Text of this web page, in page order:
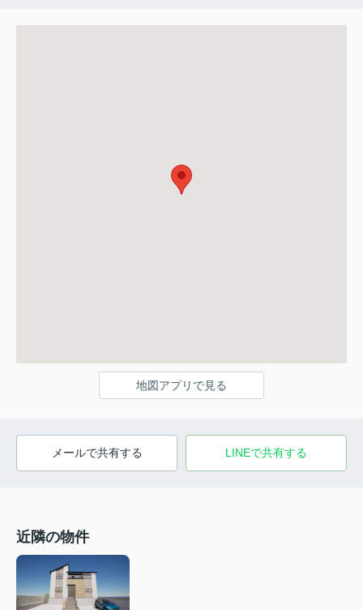
地図アプリで見る
メールで共有する LINEで共有する
近隣の物件